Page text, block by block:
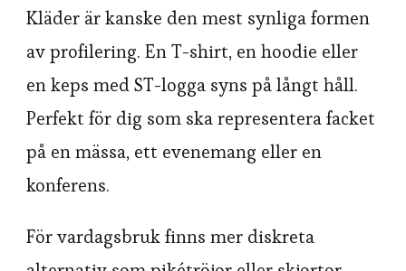
Kläder är kanske den mest synliga formen
av profilering. En T-shirt, en hoodie eller
en keps med ST-logga syns på långt håll.
Perfekt för dig som ska representera facket
på en mässa, ett evenemang eller en
konferens.
För vardagsbruk finns mer diskreta